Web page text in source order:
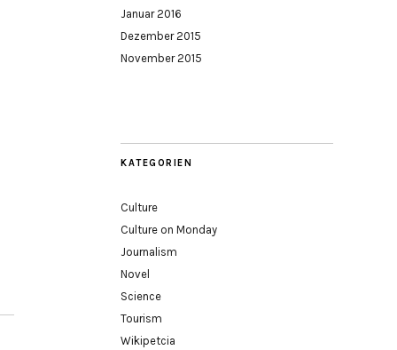
Januar 2016
Dezember 2015
November 2015
KATEGORIEN
Culture
Culture on Monday
Journalism
Novel
Science
Tourism
Wikipetcia